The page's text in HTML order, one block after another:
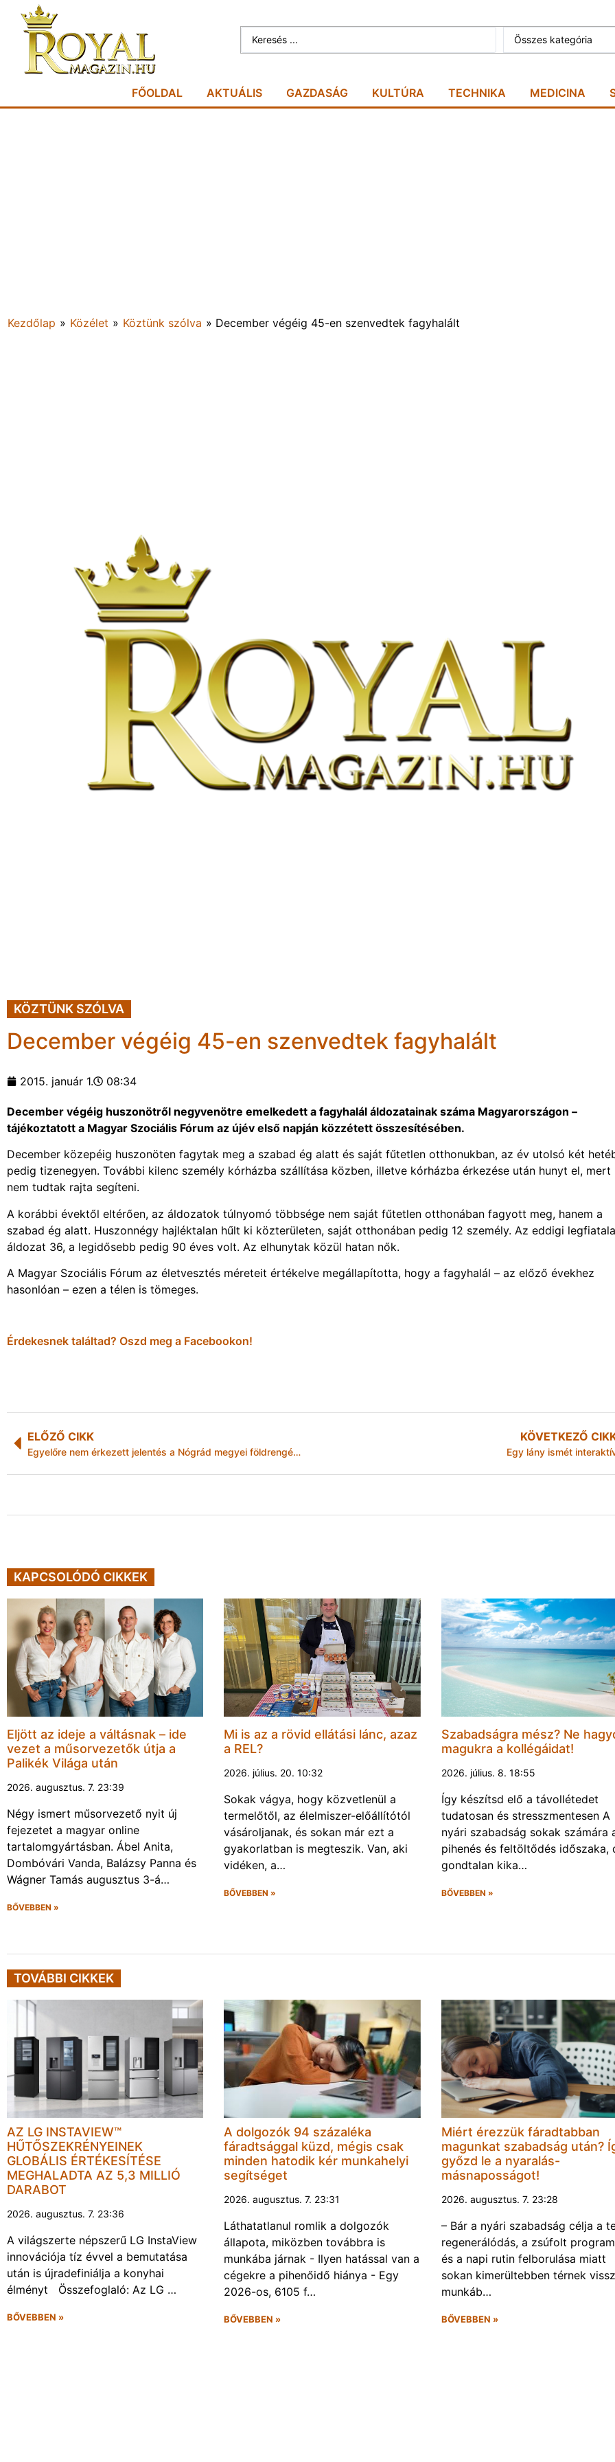
Összes kategória
FŐOLDAL AKTUÁLIS GAZDASÁG KULTÚRA TECHNIKA MEDICINA
Kezdőlap » Közélet » Köztünk szólva » December végéig 45-en szenvedtek fagyhalált
KÖZTÜNK SZÓLVA
December végéig 45-en szenvedtek fagyhalált
2015. január 1. 08:34
December végéig huszonötről negyvenötre emelkedett a fagyhalál áldozatainak száma Magyarországon –
tájékoztatott a Magyar Szociális Fórum az újév első napján közzétett összesítésében.
December közepéig huszonöten fagytak meg a szabad ég alatt és saját fűtetlen otthonukban, az év utolsó két
pedig tizenegyen. További kilenc személy kórházba szállítása közben, illetve kórházba érkezése után hunyt el, mert
nem tudtak rajta segíteni.
A korábbi évektől eltérően, az áldozatok túlnyomó többsége nem saját fűtetlen otthonában fagyott meg, hanem a
szabad ég alatt. Huszonnégy hajléktalan hűlt ki közterületen, saját otthonában pedig 12 személy. Az eddigi
áldozat 36, a legidősebb pedig 90 éves volt. Az elhunytak közül hatan nők.
A Magyar Szociális Fórum az életvesztés méreteit értékelve megállapította, hogy a fagyhalál – az előző évekhez
hasonlóan – ezen a télen is tömeges.
Érdekesnek találtad? Oszd meg a Facebookon!
ELŐZŐ CIKK
Egyelőre nem érkezett jelentés a Nógrád megyei földrengés miatti károkról
KÖVETKEZŐ
Egy lány ismét
KAPCSOLÓDÓ CIKKEK
Eljött az ideje a váltásnak – ide
vezet a műsorvezetők útja a
Palikék Világa után
2026. augusztus. 7. 23:39
Négy ismert műsorvezető nyit új
fejezetet a magyar online
tartalomgyártásban. Ábel Anita,
Dombóvári Vanda, Balázsy Panna és
Wágner Tamás augusztus 3-á…
BŐVEBBEN »
Mi is az a rövid ellátási lánc, azaz
a REL?
2026. július. 20. 10:32
Sokak vágya, hogy közvetlenül a
termelőtől, az élelmiszer-előállítótól
vásároljanak, és sokan már ezt a
gyakorlatban is megteszik. Van, aki
vidéken, a…
BŐVEBBEN »
Szabadságra mész? Ne
magukra a kollégáidat!
2026. július. 8. 18:55
Így készítsd elő a távollétedet
tudatosan és stresszmentesen A
nyári szabadság sokak számára
pihenés és feltöltődés időszaka,
gondtalan kika…
BŐVEBBEN »
TOVÁBBI CIKKEK
AZ LG INSTAVIEW™
HŰTŐSZEKRÉNYEINEK
GLOBÁLIS ÉRTÉKESÍTÉSE
MEGHALADTA AZ 5,3 MILLIÓ
DARABOT
2026. augusztus. 7. 23:36
A világszerte népszerű LG InstaView
innovációja tíz évvel a bemutatása
után is újradefiniálja a konyhai
élményt Összefoglaló: Az LG …
BŐVEBBEN »
A dolgozók 94 százaléka
fáradtsággal küzd, mégis csak
minden hatodik kér munkahelyi
segítséget
2026. augusztus. 7. 23:31
Láthatatlanul romlik a dolgozók
állapota, miközben továbbra is
munkába járnak - Ilyen hatással van a
cégekre a pihenőidő hiánya - Egy
2026-os, 6105 f…
BŐVEBBEN »
Miért érezzük fáradtabban
magunkat szabadság után?
győzd le a nyaralás-
másnaposságot!
2026. augusztus. 7. 23:28
– Bár a nyári szabadság célja a
regenerálódás, a zsúfolt
és a napi rutin felborulása miatt
sokan kimerültebben térnek
munkáb…
BŐVEBBEN »